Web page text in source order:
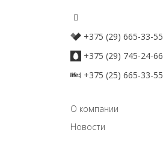
+375 (29) 665-33-55
+375 (29) 745-24-66
+375 (25) 665-33-55
О компании
Новости